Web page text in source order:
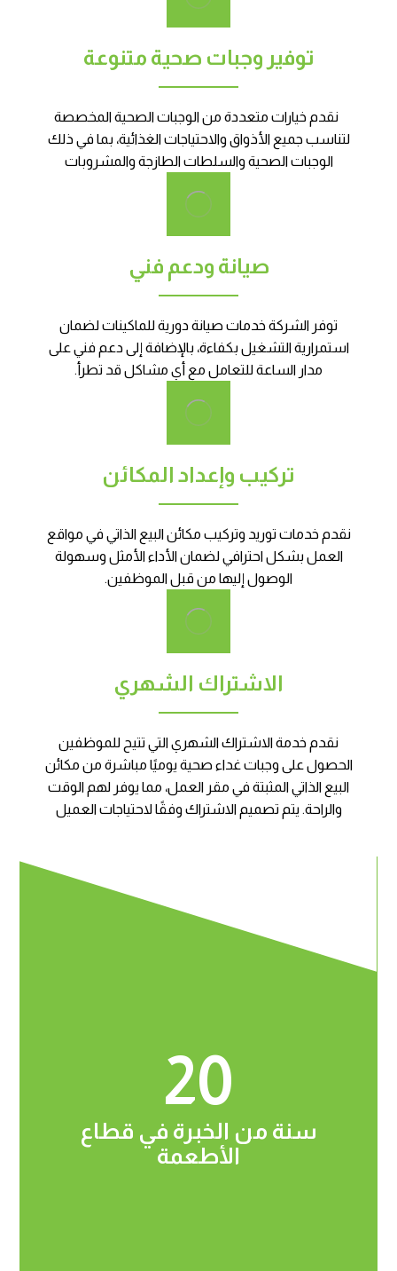
توفير وجبات صحية متنوعة
نقدم خيارات متعددة من الوجبات الصحية المخصصة
لتناسب جميع الأذواق والاحتياجات الغذائية، بما في ذلك
الوجبات الصحية والسلطات الطازجة والمشروبات
صيانة ودعم فني
توفر الشركة خدمات صيانة دورية للماكينات لضمان
استمرارية التشغيل بكفاءة، بالإضافة إلى دعم فني على
مدار الساعة للتعامل مع أي مشاكل قد تطرأ.
تركيب وإعداد المكائن
نقدم خدمات توريد وتركيب مكائن البيع الذاتي في مواقع
العمل بشكل احترافي لضمان الأداء الأمثل وسهولة
الوصول إليها من قبل الموظفين.
الاشتراك الشهري
نقدم خدمة الاشتراك الشهري التي تتيح للموظفين
الحصول على وجبات غداء صحية يوميًا مباشرة من مكائن
البيع الذاتي المثبتة في مقر العمل، مما يوفر لهم الوقت
والراحة. يتم تصميم الاشتراك وفقًا لاحتياجات العميل
20
سنة من الخبرة في قطاع
الأطعمة